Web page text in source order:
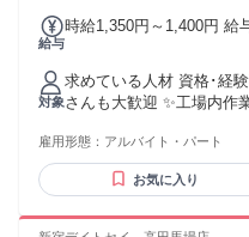
給与
時給1,350円～1,400円 給
時給が400円ＵＰしたスタ
対象
求めている人材 資格･経
さんも大歓迎 ✨工場内作
能力試験（JLPT） N3級以上
様々な方が活躍中】 ホー
酒屋、カフェ、コンビニ
雇用形態： アルバイト・パート
お気に入り